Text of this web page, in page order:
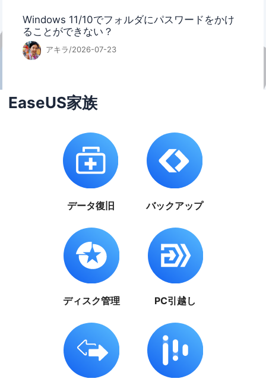
Windows 11/10でフォルダにパスワードをかけ
ることができない？
アキラ/2026-07-23
EaseUS家族
データ復旧 バックアップ
ディスク管理 PC引越し